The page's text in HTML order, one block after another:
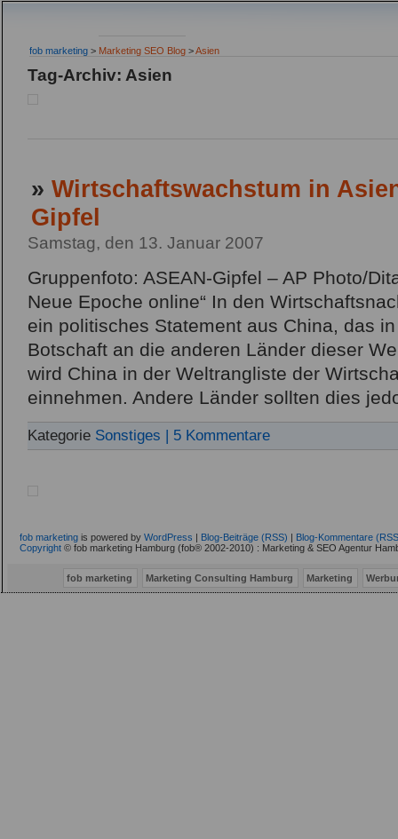
fob marketing > Marketing SEO Blog >Asien
Tag-Archiv: Asien
» Wirtschaftswachstum in
Gipfel
Samstag, den 13. Januar 2007
Gruppenfoto: ASEAN-Gipfel – AP Photo/
Neue Epoche online“ In den
ein politisches Statement aus China, das
Botschaft an die anderen Länder dieser
wird China in der Weltrangliste der
einnehmen. Andere Länder sollten dies
Kategorie Sonstiges | 5 Kommentare
fob marketing is powered by WordPress Blog-Beiträge (RSS)
Blog-Kommentare
Copyright © fob marketing Hamburg (fob® 2002-2010) : Marketing & SEO Agentur
fob marketing Marketing Consulting Hamburg Marketing